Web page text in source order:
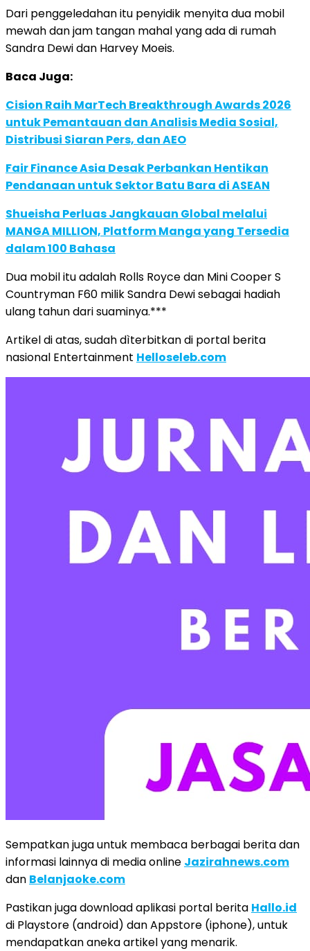
Dari penggeledahan itu penyidik menyita dua mobil
mewah dan jam tangan mahal yang ada di rumah
Sandra Dewi dan Harvey Moeis.
Baca Juga:
Cision Raih MarTech Breakthrough Awards 2026
untuk Pemantauan dan Analisis Media Sosial,
Distribusi Siaran Pers, dan AEO
Fair Finance Asia Desak Perbankan Hentikan
Pendanaan untuk Sektor Batu Bara di ASEAN
Shueisha Perluas Jangkauan Global melalui
MANGA MILLION, Platform Manga yang Tersedia
dalam 100 Bahasa
Dua mobil itu adalah Rolls Royce dan Mini Cooper S
Countryman F60 milik Sandra Dewi sebagai hadiah
ulang tahun dari suaminya.***
Artikel di atas, sudah dìterbitkan di portal berita
nasional Entertainment Helloseleb.com
Sempatkan juga untuk membaca berbagai berita dan
informasi lainnya di media online Jazirahnews.com
dan Belanjaoke.com
Pastikan juga download aplikasi portal berita Hallo.id
di Playstore (android) dan Appstore (iphone), untuk
mendapatkan aneka artikel yang menarik.